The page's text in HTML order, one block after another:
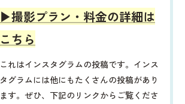
▶︎撮影プラン・料金の詳細は
こちら
これはインスタグラムの投稿です。インス
タグラムには他にもたくさんの投稿があり
ます。ぜひ、下記のリンクからご覧くださ